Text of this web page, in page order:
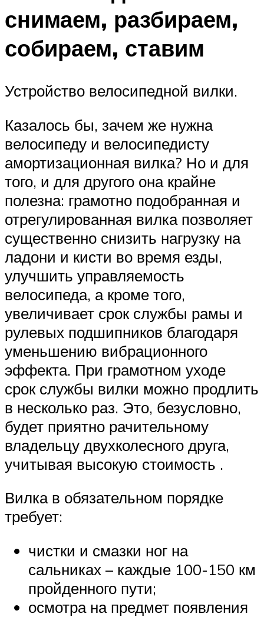
снимаем, разбираем,
собираем, ставим
Устройство велосипедной вилки.
Казалось бы, зачем же нужна
велосипеду и велосипедисту
амортизационная вилка? Но и для
того, и для другого она крайне
полезна: грамотно подобранная и
отрегулированная вилка позволяет
существенно снизить нагрузку на
ладони и кисти во время езды,
улучшить управляемость
велосипеда, а кроме того,
увеличивает срок службы рамы и
рулевых подшипников благодаря
уменьшению вибрационного
эффекта. При грамотном уходе
срок службы вилки можно продлить
в несколько раз. Это, безусловно,
будет приятно рачительному
владельцу двухколесного друга,
учитывая высокую стоимость .
Вилка в обязательном порядке
требует:
чистки и смазки ног на
сальниках – каждые 100-150 км
пройденного пути;
осмотра на предмет появления